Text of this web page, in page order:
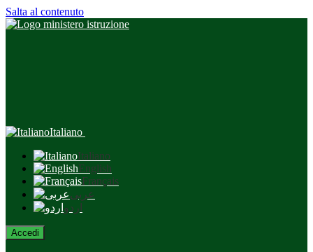
Salta al contenuto
Italiano
Italiano
English
Français
عربى
اردو
Accedi